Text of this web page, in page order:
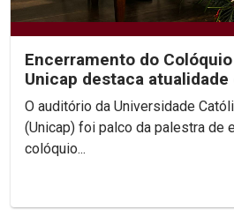
Encerramento do
Unicap destaca atualidade
Chibata nos...
O auditório da Universidade
(Unicap) foi palco da palestra de
colóquio...